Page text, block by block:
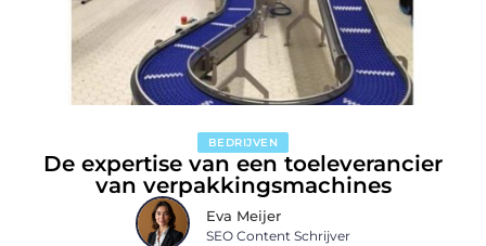
BEDRIJVEN
De expertise van een toeleverancier
van verpakkingsmachines
Eva Meijer
SEO Content Schrijver